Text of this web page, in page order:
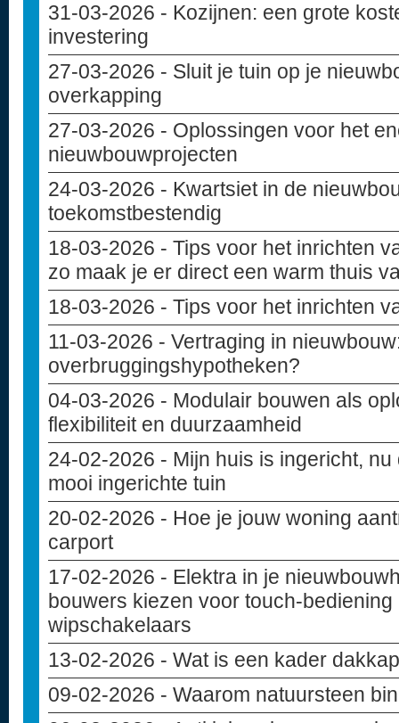
31-03-2026 - Kozijnen: een grote
investering
27-03-2026 - Sluit je tuin op je
overkapping
27-03-2026 - Oplossingen voor het
nieuwbouwprojecten
24-03-2026 - Kwartsiet in de
toekomstbestendig
18-03-2026 - Tips voor het inrichten
zo maak je er direct een warm thuis
18-03-2026 - Tips voor het inrichten
11-03-2026 - Vertraging in
overbruggingshypotheken?
04-03-2026 - Modulair bouwen als
flexibiliteit en duurzaamheid
24-02-2026 - Mijn huis is ingericht,
mooi ingerichte tuin
20-02-2026 - Hoe je jouw woning
carport
17-02-2026 - Elektra in je
bouwers kiezen voor touch-bediening
wipschakelaars
13-02-2026 - Wat is een kader
09-02-2026 - Waarom natuursteen